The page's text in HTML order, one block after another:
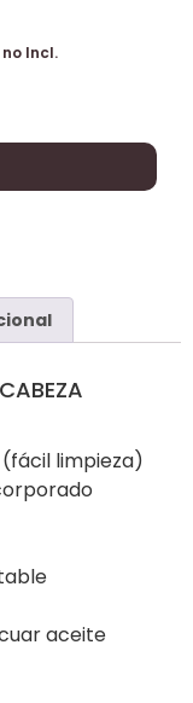
no Incl.
limpieza)
aceite